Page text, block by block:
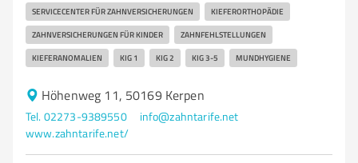
SERVICECENTER FÜR ZAHNVERSICHERUNGEN KIEFERORTHOPÄDIE
ZAHNVERSICHERUNGEN FÜR KINDER ZAHNFEHLSTELLUNGEN
KIEFERANOMALIEN KIG 1 KIG 2 KIG 3-5 MUNDHYGIENE
Höhenweg 11, 50169 Kerpen
Tel. 02273-9389550
info@zahntarife.net
www.zahntarife.net/